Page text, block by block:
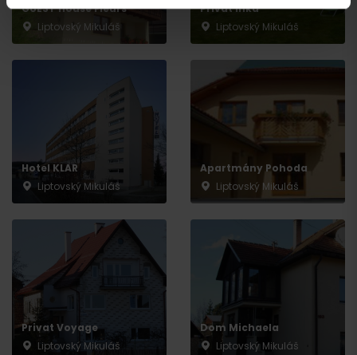
GUEST house Fleurs
Liptovský Mikuláš
Privát Inka
Liptovský Mikuláš
Hotel KLAR
Liptovský Mikuláš
Apartmány Pohoda
Liptovský Mikuláš
Privat Voyage
Liptovský Mikuláš
Dom Michaela
Liptovský Mikuláš